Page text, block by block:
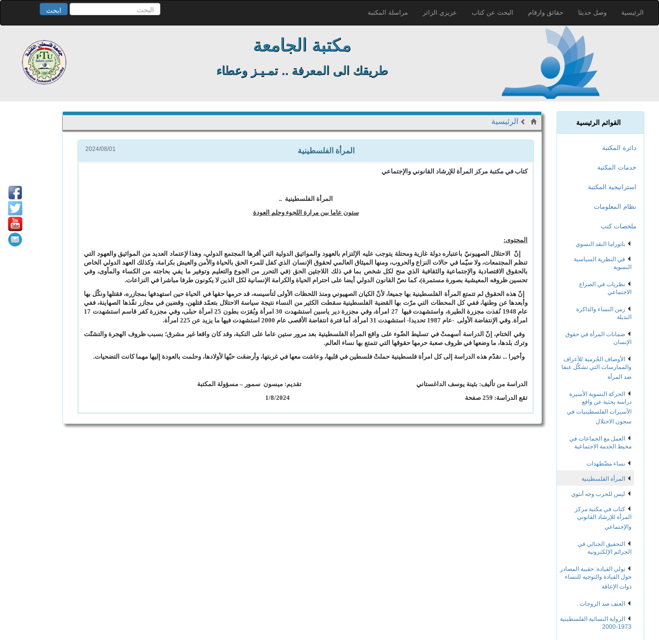
مراسلة المكتبة عزيزي الزائر البحث عن كتاب حقائق وارقام وصل حديثا الرئيسية ابحث
مكتبة الجامعة
طريقك الى المعرفة .. تمـيـز وعطاء
القوائم الرئيسية
دائرة المكتبة
خدمات المكتبة
استراتيجية المكتبة
نظام المعلومات
ملخصات كتب
بانوراما النقد النسوي
في النظرية السياسية
النسوية
نظريات في الصراع
الاجتماعي
زمن النساء والذاكرة
البديلة
ضمانات المرأة في حقوق
الإنسان
الأوصاف الجُرمية للأعراف
والممارسات التي تشكّل عنفا
ضد المرأة
الحركة النسوية الأسيرة
دراسة بحثية عن واقع
الأسيرات الفلسطينيات في
سجون الاحتلال
العمل مع الجماعات في
محيط الخدمة الاجتماعية
نساء مضّطهدات
المرأة الفلسطينية
ليس للحرب وجه أنثوي
كتاب في مكتبة مركز
المرأة للإرشاد القانوني
والإجتماعي
التحقيق الجنائي في
الجرائم الإلكترونية
تولي القيادة: حقيبة المصادر
حول القيادة والتوجيه للنساء
ذوات الإعاقة
العنف ضد الزوجات .
الرواية النسائية الفلسطينية
1973-2000
المرأة الفلسطينية 2024/08/01
كتاب في مكتبة مركز المرأة للإرشاد القانوني والإجتماعي
المرأة الفلسطينية ..
ستون عاما بين مرارة اللجوء وحلم العودة
المحتوى:
إنّ الاحتلال الصهيونيّ باعتباره دولة غازية ومحتلة يتوجب عليه الإلتزام بالعهود والمواثيق الدولية التي أقرها المجتمع الدولي، وهذا لإعتماد العديد من المواثيق والعهود التي
تنظم المجتمعات، ولا سيّما في حالات النزاع والحروب، ومنها الميثاق العالمي لحقوق الإنسان الذي كفل للمرء الحق بالحياة والأمن والعيش بكرامة، وكذلك العهد الدولي الخاص
بالحقوق الاقتصادية والإجتماعية والثقافية الذي منح لكل شخص بما في ذلك اللاجئين الحق (في التحرر من الجوع والتعليم وتوفير ما يفي بحاجته من الكساء والمأوى، وفي
تحسين ظروفه المعيشية بصورة مستمرة)، كما نصّ القانون الدولي أيضا على احترام الحياة والكرامة الإنسانية لكل الذين لا يكونون طرفا مباشرا في النزاعات.
إنّ هذه الحقوق لم تتمتع المرأة الفلسطينية بها جميعا، لأنّ الكيان الصهيوني ومنذ اللحظات الأولى لتأسيسه، قد حرمها حقها في الحياة حين استهدفها بمجازره، فقتلها ونكّل بها
وأبعدها عن وطنها، ففي كل المحطات التي مرّت بها القضية الفلسطينية سقطت الكثير من النساء نتيجة سياسة الاحتلال بتعمّد قتلهن، وقضين في مجازر نفّذها الصهاينة، ففي
عام 1948 نُفذت مجزرة الطيرة، واستشهدت فيها 27 امرأة، وفي مجزرة دير ياسين استشهدت 30 امرأة وبُقرَت بطون 25 امرأة حبلى، وفي مجزرة كفر قاسم استشهدت 17
امرأة. وفي الإنتفاضة الأولى -عام 1987 تحديدا- استشهدت 31 امرأة، أما فترة انتفاضة الأقصى عام 2000 استشهدت فيها ما يزيد عن 225 امرأة.
وفي الختام، إنّ الدراسة أسهمتْ في تسليط الضّوء على واقع المرأة الفلسطينية بعد مرور ستين عاما على النكبة، وقد كان واقعا غير مشرق؛ بسبب ظروف الهجرة والتشتّت
وترك بلدها، ما وضعها في ظروف صعبة حرمها حقوقها التي تتمتع بها نساء العالم.
وأخيرا ... نقدّم هذه الدراسة إلى كل امرأة فلسطينية حملتْ فلسطين في قلبها، وعاشت معها في غربتها، وأرضعَت حبّها لأولادها، وحلمت بالعودة إليها مهما كانت التضحيات.
الدراسة من تأليف: بثينة يوسف الداغستاني تقديم: ميسون سمور – مسؤولة المكتبة
تقع الدراسة: 259 صفحة 1/8/2024